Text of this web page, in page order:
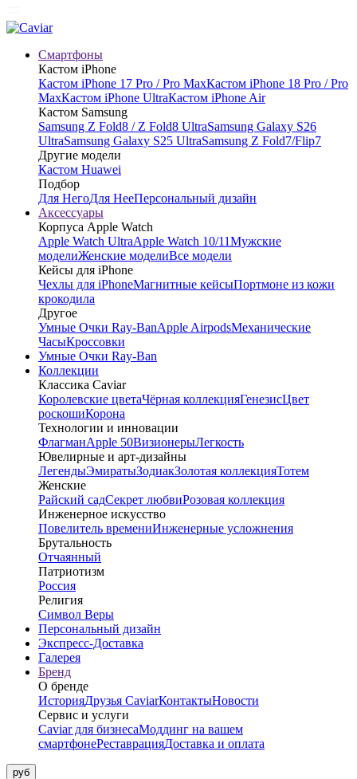
Смартфоны
Кастом iPhone
Кастом iPhone 17 Pro / Pro MaxКастом iPhone 18 Pro / Pro
MaxКастом iPhone UltraКастом iPhone Air
Кастом Samsung
Samsung Z Fold8 / Z Fold8 UltraSamsung Galaxy S26
UltraSamsung Galaxy S25 UltraSamsung Z Fold7/Flip7
Другие модели
Кастом Huawei
Подбор
Для НегоДля НееПерсональный дизайн
Аксессуары
Корпуса Apple Watch
Apple Watch UltraApple Watch 10/11Мужские
моделиЖенские моделиВсе модели
Кейсы для iPhone
Чехлы для iPhoneМагнитные кейсыПортмоне из кожи
крокодила
Другое
Умные Очки Ray-BanApple AirpodsМеханические
ЧасыКроссовки
Умные Очки Ray-Ban
Коллекции
Классика Caviar
Королевские цветаЧёрная коллекцияГенезисЦвет
роскошиКорона
Технологии и инновации
ФлагманApple 50ВизионерыЛегкость
Ювелирные и арт-дизайны
ЛегендыЭмиратыЗодиакЗолотая коллекцияТотем
Женские
Райский садСекрет любвиРозовая коллекция
Инженерное искусство
Повелитель времениИнженерные усложнения
Брутальность
Отчаянный
Патриотизм
Россия
Религия
Символ Веры
Персональный дизайн
Экспресс-Доставка
Галерея
Бренд
О бренде
ИсторияДрузья CaviarКонтактыНовости
Сервис и услуги
Caviar для бизнесаМоддинг на вашем
смартфонеРеставрацияДоставка и оплата
руб